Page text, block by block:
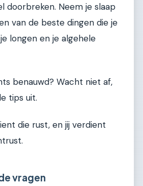
doorbreken. Neem je slaap
van de beste dingen die je
longen en je algehele
benauwd? Wacht niet af,
tips uit.
die rust, en jij verdient
vragen